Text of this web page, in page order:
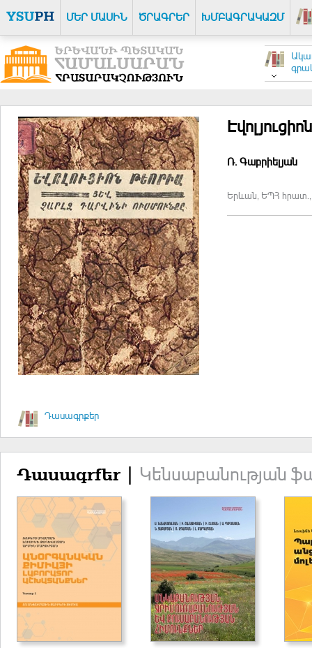
ՄԵՐ ՄԱՍԻՆ ԾՐԱԳՐԵՐ ԽՄԲԱԳՐԱԿԱԶՄ
Դասագրքեր
Ռ. Գաբրիելյան
Երևան, ԵՊՀ հրատ.,
Դասագրքեր | Կենսաբանության